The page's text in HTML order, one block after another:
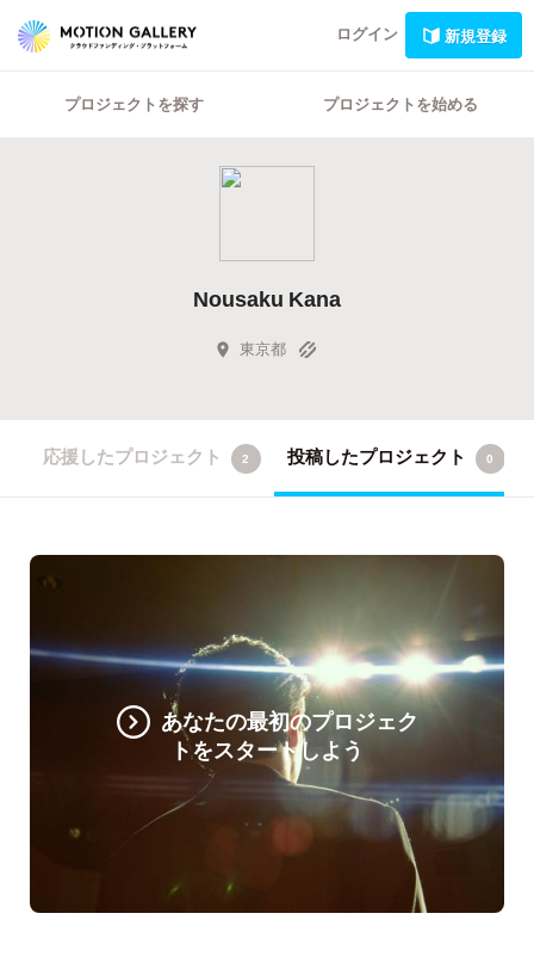
ログイン 新規登録
プロジェクトを探す プロジェクトを始める
Nousaku Kana
東京都
応援したプロジェクト 2 投稿したプロジェクト 0
あなたの最初のプロジェク
トをスタートしよう